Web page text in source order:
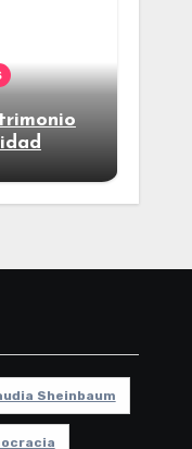
Sheinbaum